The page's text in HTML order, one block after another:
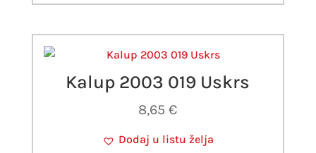
Kalup 2003 019 Uskrs
8,65€
Dodaj u listu želja